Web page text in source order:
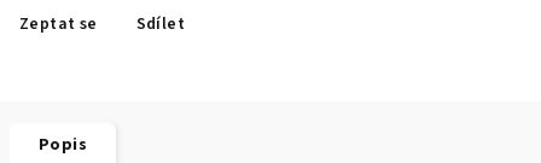
Zeptat se Sdílet
Popis